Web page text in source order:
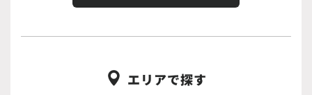
 エリアで探す